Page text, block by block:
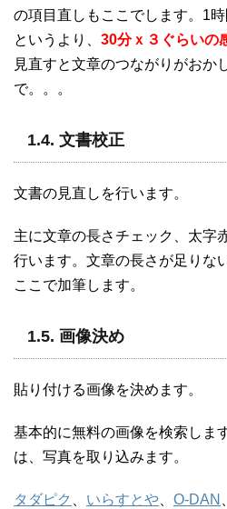
の項目直しもここでします。1
というより、 30分ｘ３ぐらいの
見直すと文章のつながりがおか
で。。。
1.4. 文書校正
文書の見直しを行います。
主に文章の長さチェック、太字
行います。文章の長さが足りな
ここで加筆します。
1.5. 画像決め
貼り付ける画像を決めます。
基本的に無料の画像を検索しま
は、写真を取り込みます。
タダピク いらすとや O-DAN